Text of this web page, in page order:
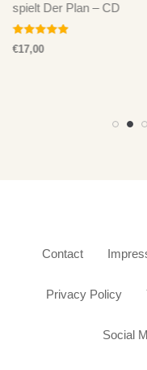
spielt Der Plan – CD
Bewertet mit
5.00
€17,00
Contact
Privacy Policy
Social